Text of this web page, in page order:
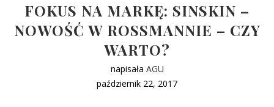
FOKUS NA MARKĘ: SINSKIN –
NOWOŚĆ W ROSSMANNIE – CZY
WARTO?
napisała AGU
październik 22, 2017